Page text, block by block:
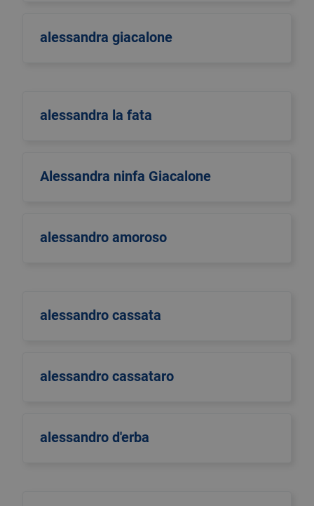
alessandra giacalone
alessandra la fata
Alessandra ninfa Giacalone
alessandro amoroso
alessandro cassata
alessandro cassataro
alessandro d'erba